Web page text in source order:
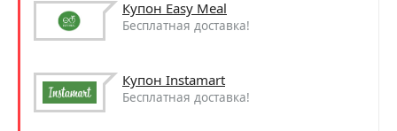
Купон Easy Meal
Бесплатная доставка!
Купон Instamart
Бесплатная доставка!